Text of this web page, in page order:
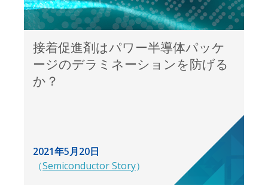
接着促進剤はパワー半導体パッケ
ージのデラミネーションを防げる
か？
2021年5月20日
（Semiconductor Story）